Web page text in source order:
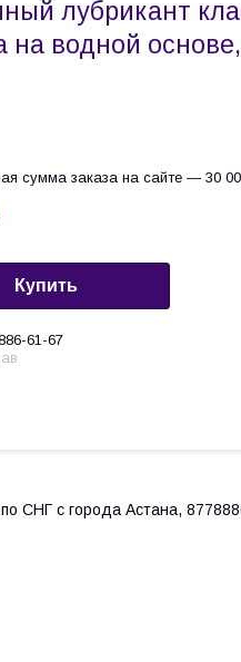
лубрикант
на водной
сумма заказа на сайте — 30
Купить
61-67
СНГ с города Астана,